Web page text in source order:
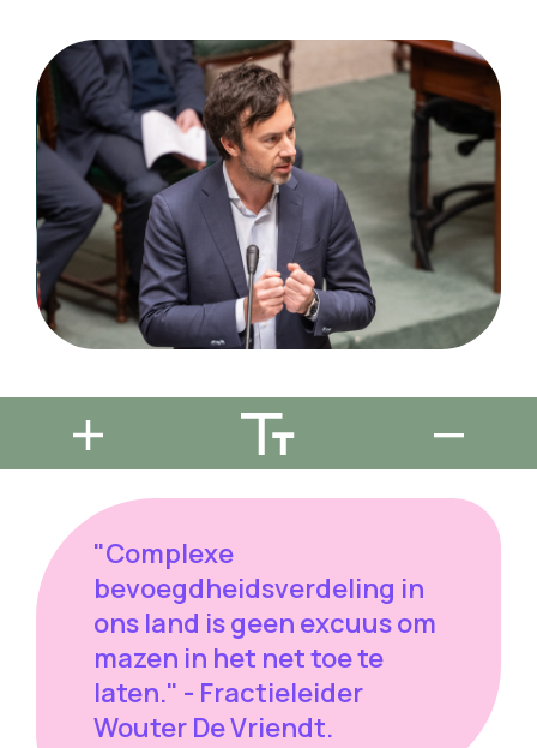
"Complexe
bevoegdheidsverdeling in
ons land is geen excuus om
mazen in het net toe te
laten." - Fractieleider
Wouter De Vriendt.